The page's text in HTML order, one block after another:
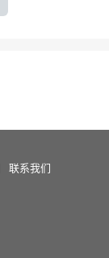
联系我们